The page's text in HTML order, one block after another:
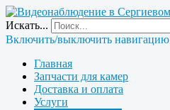
Искать...
Включить/выключить навигацию
Главная
Запчасти для камер
Доставка и оплата
Услуги